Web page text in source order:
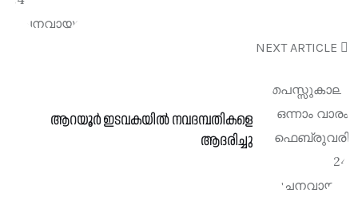
NEXT ARTICLE
ആറയൂർ ഇടവകയിൽ നവദമ്പതികളെ
ആദരിച്ചു